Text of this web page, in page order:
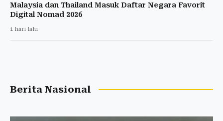
Malaysia dan Thailand Masuk Daftar Negara Favorit
Digital Nomad 2026
1 hari lalu
Berita Nasional